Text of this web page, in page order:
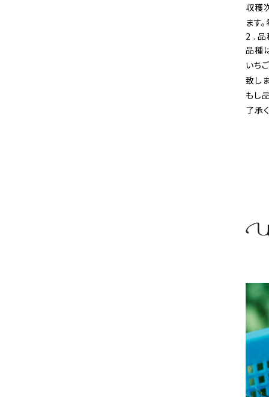
収穫
ます
2 . 品
品種
いち
致し
もし
了承